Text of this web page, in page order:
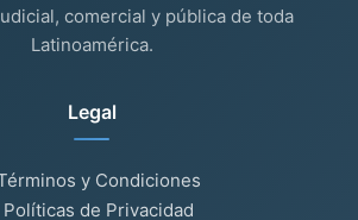
comercial y pública de toda
Latinoamérica.
Legal
y Condiciones
Políticas de Privacidad